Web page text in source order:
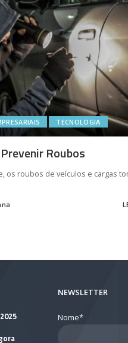
TECNOLOGIA
Roubos
os roubos de veículos e cargas
NEWSLETTER
Nome*